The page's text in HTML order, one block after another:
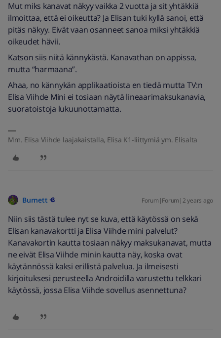
Mut miks kanavat näkyy vaikka 2 vuotta ja sit yhtäkkiä
ilmoittaa, että ei oikeutta? Ja Elisan tuki kyllä sanoi, että
pitäs näkyy. Eivät vaan osanneet sanoa miksi yhtäkkiä
oikeudet hävii.
Katson siis niitä kännykästä. Kanavathan on appissa,
mutta “harmaana”.
Ahaa, no kännykän applikaatioista en tiedä mutta TV:n
Elisa Viihde Mini ei tosiaan näytä lineaarimaksukanavia,
suoratoistoja lukuunottamatta.
Mm. Elisa Viihde laajakaistalla, Elisa K1-liittymiä ym. Elisalta
Burnett Forum|Forum|2 years ago
Niin siis tästä tulee nyt se kuva, että käytössä on sekä
Elisan kanavakortti ja Elisa Viihde mini palvelut?
Kanavakortin kautta tosiaan näkyy maksukanavat, mutta
ne eivät Elisa Viihde minin kautta näy, koska ovat
käytännössä kaksi erillistä palvelua. Ja ilmeisesti
kirjoituksesi perusteella Androidilla varustettu telkkari
käytössä, jossa Elisa Viihde sovellus asennettuna?